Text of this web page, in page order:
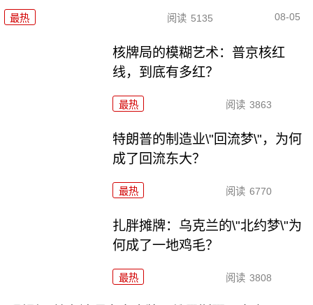
最热 阅读 5135 08-05
核牌局的模糊艺术：普京核红
线，到底有多红？
最热 阅读 3863
特朗普的制造业\"回流梦\"，为何
成了回流东大？
最热 阅读 6770
扎胖摊牌：乌克兰的\"北约梦\"为
何成了一地鸡毛？
最热 阅读 3808